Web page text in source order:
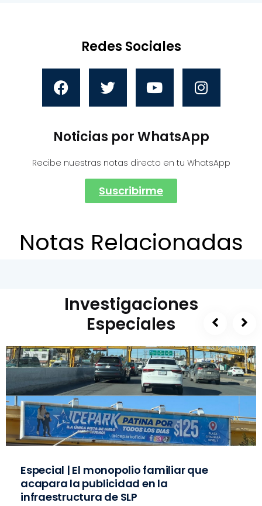
Redes Sociales
Noticias por WhatsApp
Recibe nuestras notas directo en tu WhatsApp
Suscribirme
Notas Relacionadas
Investigaciones
Especiales
Especial | El monopolio familiar que
acapara la publicidad en la
infraestructura de SLP